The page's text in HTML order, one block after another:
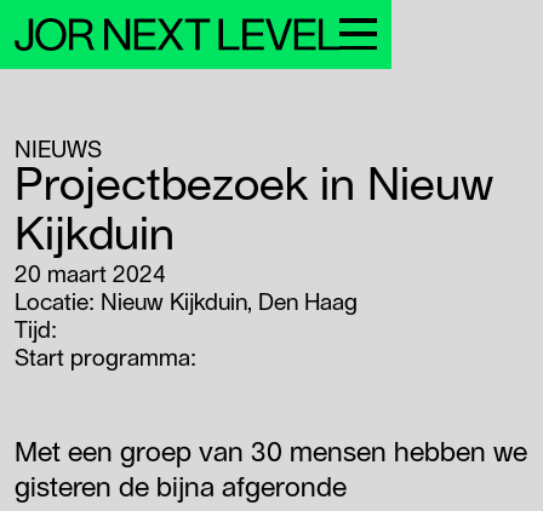
Leden
Over JNL
Nieuws & events
Sponsors
Contact
Login Leden
NIEUWS
Projectbezoek in Nieuw
Kijkduin
20 maart 2024
Locatie: Nieuw Kijkduin, Den Haag
Tijd:
Start programma:
Met een groep van 30 mensen hebben we
gisteren de bijna afgeronde